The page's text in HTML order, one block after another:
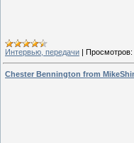
Интервью, передачи Просмотров:
Chester Bennington from